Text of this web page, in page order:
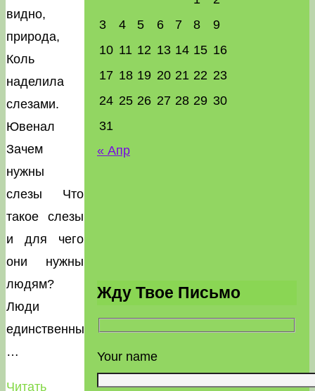
видно,
природа,
Коль
наделила
слезами.
Ювенал
Зачем
нужны
слезы Что
такое слезы
и для чего
они нужны
людям?
Люди
единственные
…
Читать
3
4 5 6 7 8
9
10 11 12 13 14 15 16
17 18 19 20 21 22 23
24 25 26 27 28 29 30
31
« Апр
Жду Твое Письмо
Your name